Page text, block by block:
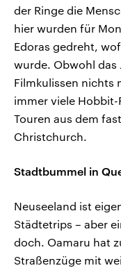
der Ringe die
hier wurden für
Edoras gedreht,
wurde. Obwohl das
Filmkulissen nichts
immer viele Hobbit-
Touren aus dem
Christchurch.
Stadtbummel in
Neuseeland ist
Städtetrips – aber
doch. Oamaru hat
Straßenzüge mit